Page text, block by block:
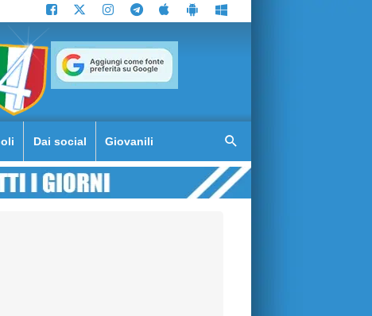
Dai social Giovanili